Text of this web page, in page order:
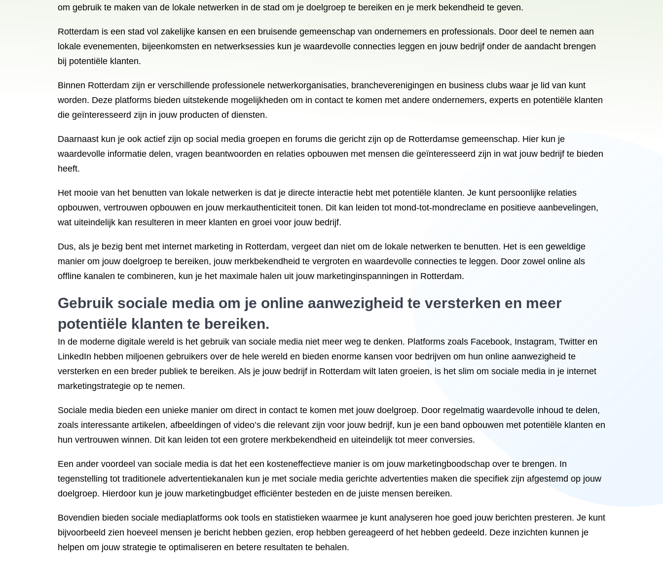
om gebruik te maken van de lokale netwerken in de stad om je doelgroep te bereiken en je merk bekendheid te geven.
Rotterdam is een stad vol zakelijke kansen en een bruisende gemeenschap van ondernemers en professionals. Door deel te nemen aan
lokale evenementen, bijeenkomsten en netwerksessies kun je waardevolle connecties leggen en jouw bedrijf onder de aandacht brengen
bij potentiële klanten.
Binnen Rotterdam zijn er verschillende professionele netwerkorganisaties, brancheverenigingen en business clubs waar je lid van kunt
worden. Deze platforms bieden uitstekende mogelijkheden om in contact te komen met andere ondernemers, experts en potentiële klanten
die geïnteresseerd zijn in jouw producten of diensten.
Daarnaast kun je ook actief zijn op social media groepen en forums die gericht zijn op de Rotterdamse gemeenschap. Hier kun je
waardevolle informatie delen, vragen beantwoorden en relaties opbouwen met mensen die geïnteresseerd zijn in wat jouw bedrijf te bieden
heeft.
Het mooie van het benutten van lokale netwerken is dat je directe interactie hebt met potentiële klanten. Je kunt persoonlijke relaties
opbouwen, vertrouwen opbouwen en jouw merkauthenticiteit tonen. Dit kan leiden tot mond-tot-mondreclame en positieve aanbevelingen,
wat uiteindelijk kan resulteren in meer klanten en groei voor jouw bedrijf.
Dus, als je bezig bent met internet marketing in Rotterdam, vergeet dan niet om de lokale netwerken te benutten. Het is een geweldige
manier om jouw doelgroep te bereiken, jouw merkbekendheid te vergroten en waardevolle connecties te leggen. Door zowel online als
offline kanalen te combineren, kun je het maximale halen uit jouw marketinginspanningen in Rotterdam.
Gebruik sociale media om je online aanwezigheid te versterken en meer
potentiële klanten te bereiken.
In de moderne digitale wereld is het gebruik van sociale media niet meer weg te denken. Platforms zoals Facebook, Instagram, Twitter en
LinkedIn hebben miljoenen gebruikers over de hele wereld en bieden enorme kansen voor bedrijven om hun online aanwezigheid te
versterken en een breder publiek te bereiken. Als je jouw bedrijf in Rotterdam wilt laten groeien, is het slim om sociale media in je internet
marketingstrategie op te nemen.
Sociale media bieden een unieke manier om direct in contact te komen met jouw doelgroep. Door regelmatig waardevolle inhoud te delen,
zoals interessante artikelen, afbeeldingen of video’s die relevant zijn voor jouw bedrijf, kun je een band opbouwen met potentiële klanten en
hun vertrouwen winnen. Dit kan leiden tot een grotere merkbekendheid en uiteindelijk tot meer conversies.
Een ander voordeel van sociale media is dat het een kosteneffectieve manier is om jouw marketingboodschap over te brengen. In
tegenstelling tot traditionele advertentiekanalen kun je met sociale media gerichte advertenties maken die specifiek zijn afgestemd op jouw
doelgroep. Hierdoor kun je jouw marketingbudget efficiënter besteden en de juiste mensen bereiken.
Bovendien bieden sociale mediaplatforms ook tools en statistieken waarmee je kunt analyseren hoe goed jouw berichten presteren. Je kunt
bijvoorbeeld zien hoeveel mensen je bericht hebben gezien, erop hebben gereageerd of het hebben gedeeld. Deze inzichten kunnen je
helpen om jouw strategie te optimaliseren en betere resultaten te behalen.